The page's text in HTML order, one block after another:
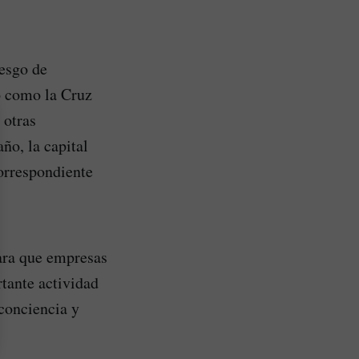
de
como la Cruz
la capital
que empresas
actividad
y